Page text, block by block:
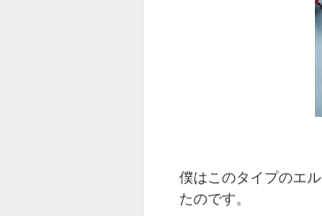
僕はこのタイプのエ
たのです。